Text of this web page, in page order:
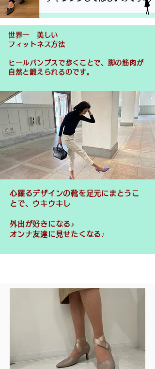
世界一 美しい
フィットネス方法
ヒールパンプスで歩くことで、脚の筋肉が
自然と鍛えられるのです。
心躍るデザインの靴を足元にまとうこ
とで、ウキウキし
外出が好きになる♪
オンナ友達に見せたくなる♪